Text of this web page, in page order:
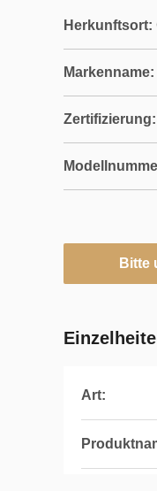
Herkunftsort:
Markenname:
Zertifizierung:
Bitte
Art: